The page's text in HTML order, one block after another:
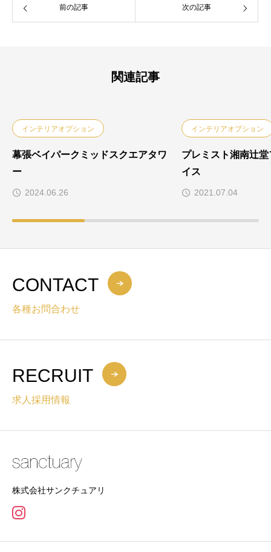
前の記事 次の記事
関連記事
インテリアオプション
幕張ベイパークミッドスクエアタワ
ー
2024.06.26
インテリアオプション
プレミスト湘南辻
イス
2021.07.04
CONTACT
各種お問合わせ
RECRUIT
求人採用情報
株式会社サンクチュアリ